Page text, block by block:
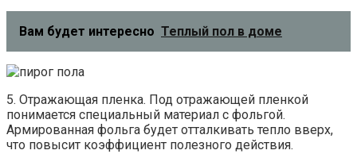
Вам будет интересно Теплый пол в доме
5. Отражающая пленка. Под отражающей пленкой
понимается специальный материал с фольгой.
Армированная фольга будет отталкивать тепло вверх,
что повысит коэффициент полезного действия.